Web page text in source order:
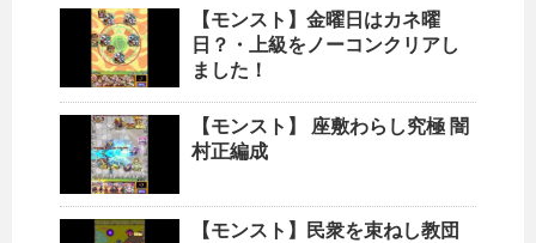
【モンスト】金曜日はカネ曜
日？・上級をノーコンクリアし
ました！
【モンスト】 座敷わらし究極 闇
村正編成
【モンスト】民衆を束ねし教団